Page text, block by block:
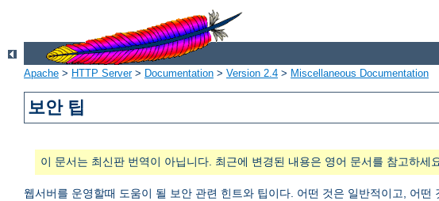
Apache > HTTP Server> Documentation > Version 2.4 > Miscellaneous Documentation
보안 팁
이 문서는 최신판 번역이 아닙니다. 최근에 변경된 내용은 영어 문서를 참고하세
웹서버를 운영할때 도움이 될 보안 관련 힌트와 팁이다. 어떤 것은 일반적이고, 어떤